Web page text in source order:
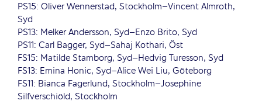
PS15: Oliver Wennerstad, Stockholm–Vincent Almroth,
Syd
PS13: Melker Andersson, Syd–Enzo Brito, Syd
PS11: Carl Bagger, Syd–Sahaj Kothari, Öst
FS15: Matilde Stamborg, Syd–Hedvig Turesson, Syd
FS13: Emina Honic, Syd–Alice Wei Liu, Göteborg
FS11: Bianca Fagerlund, Stockholm–Josephine
Silfverschiöld, Stockholm